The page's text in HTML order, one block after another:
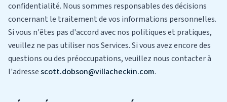
confidentialité. Nous sommes responsables des décisions
concernant le traitement de vos informations personnelles.
Si vous n'êtes pas d'accord avec nos politiques et pratiques,
veuillez ne pas utiliser nos Services. Si vous avez encore des
questions ou des préoccupations, veuillez nous contacter à
l'adressescott.dobson@villacheckin.com.